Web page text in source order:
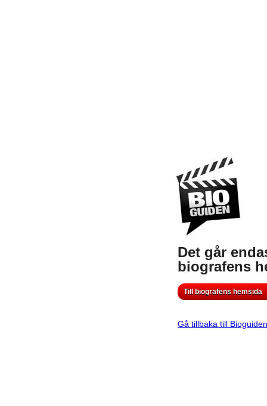
Det går
biografens
Till biografens hemsida
Gå tillbaka till Bioguiden